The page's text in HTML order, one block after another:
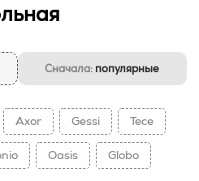
Сначала: популярные
Axor Gessi Tece
Oasis Globo